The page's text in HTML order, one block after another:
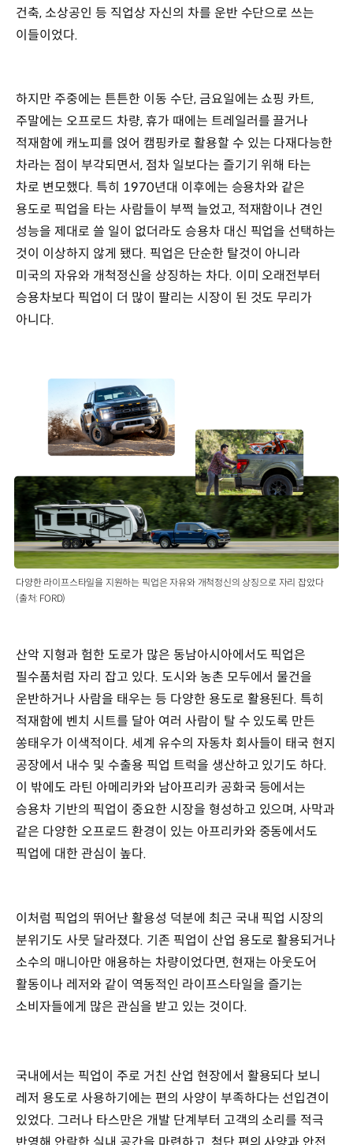
건축, 소상공인 등 직업상 자신의 차를 운반 수단으로 쓰는
이들이었다.
하지만 주중에는 튼튼한 이동 수단, 금요일에는 쇼핑 카트,
주말에는 오프로드 차량, 휴가 때에는 트레일러를 끌거나
적재함에 캐노피를 얹어 캠핑카로 활용할 수 있는 다재다능한
차라는 점이 부각되면서, 점차 일보다는 즐기기 위해 타는
차로 변모했다. 특히 1970년대 이후에는 승용차와 같은
용도로 픽업을 타는 사람들이 부쩍 늘었고, 적재함이나 견인
성능을 제대로 쓸 일이 없더라도 승용차 대신 픽업을 선택하는
것이 이상하지 않게 됐다. 픽업은 단순한 탈것이 아니라
미국의 자유와 개척정신을 상징하는 차다. 이미 오래전부터
승용차보다 픽업이 더 많이 팔리는 시장이 된 것도 무리가
아니다.
다양한 라이프스타일을 지원하는 픽업은 자유와 개척정신의 상징으로 자리 잡았다
(출처: FORD)
산악 지형과 험한 도로가 많은 동남아시아에서도 픽업은
필수품처럼 자리 잡고 있다. 도시와 농촌 모두에서 물건을
운반하거나 사람을 태우는 등 다양한 용도로 활용된다. 특히
적재함에 벤치 시트를 달아 여러 사람이 탈 수 있도록 만든
쏭태우가 이색적이다. 세계 유수의 자동차 회사들이 태국 현지
공장에서 내수 및 수출용 픽업 트럭을 생산하고 있기도 하다.
이 밖에도 라틴 아메리카와 남아프리카 공화국 등에서는
승용차 기반의 픽업이 중요한 시장을 형성하고 있으며, 사막과
같은 다양한 오프로드 환경이 있는 아프리카와 중동에서도
픽업에 대한 관심이 높다.
이처럼 픽업의 뛰어난 활용성 덕분에 최근 국내 픽업 시장의
분위기도 사뭇 달라졌다. 기존 픽업이 산업 용도로 활용되거나
소수의 매니아만 애용하는 차량이었다면, 현재는 아웃도어
활동이나 레저와 같이 역동적인 라이프스타일을 즐기는
소비자들에게 많은 관심을 받고 있는 것이다.
국내에서는 픽업이 주로 거친 산업 현장에서 활용되다 보니
레저 용도로 사용하기에는 편의 사양이 부족하다는 선입견이
있었다. 그러나 타스만은 개발 단계부터 고객의 소리를 적극